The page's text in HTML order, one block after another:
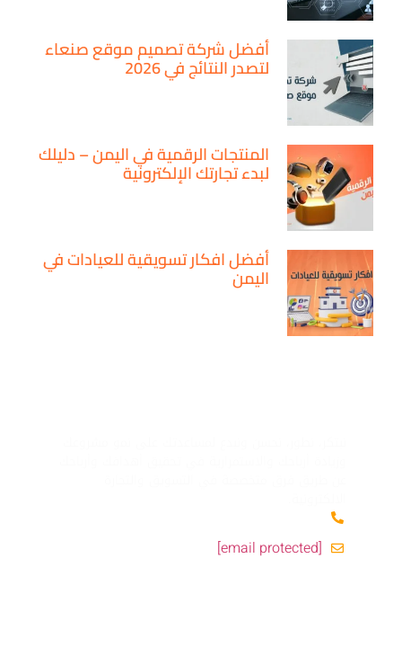
أفضل شركة تصميم موقع صنعاء
لتصدر النتائج في 2026
المنتجات الرقمية في اليمن – دليلك
لبدء تجارتك الإلكترونية
أفضل افكار تسويقية للعيادات في
اليمن
[email protected]